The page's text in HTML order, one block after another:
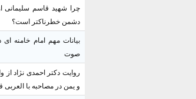
چرا شهید قاسم سلیمانی
دشمن خطرناکتر است؟
بیانات مهم امام خامنه
صوت
روایت دکتر احمدی نژاد
و یمن در مصاحبه با